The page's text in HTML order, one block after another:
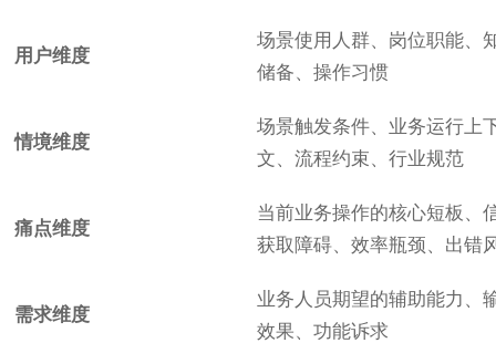
用户维度
场景使用人群、岗位职能、
储备、操作习惯
情境维度
场景触发条件、业务运行上
文、流程约束、行业规范
痛点维度
当前业务操作的核心短板、
获取障碍、效率瓶颈、出错
需求维度
业务人员期望的辅助能力、
效果、功能诉求